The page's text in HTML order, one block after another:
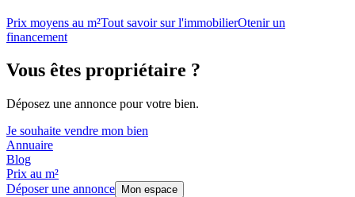
Prix moyens au m²Tout savoir sur l'immobilierOtenir un
financement
Vous êtes propriétaire ?
Déposez une annonce pour votre bien.
Je souhaite vendre mon bien
Annuaire
Blog
Prix au m²
Déposer une annonce
Mon espace